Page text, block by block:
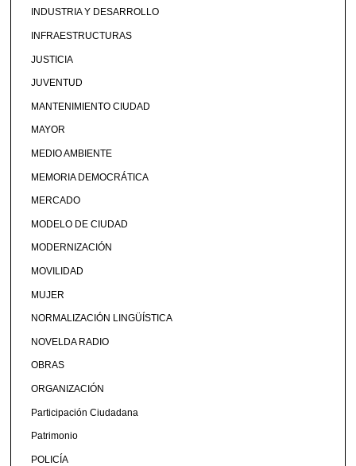
INDUSTRIA Y DESARROLLO
INFRAESTRUCTURAS
JUSTICIA
JUVENTUD
MANTENIMIENTO CIUDAD
MAYOR
MEDIO AMBIENTE
MEMORIA DEMOCRÁTICA
MERCADO
MODELO DE CIUDAD
MODERNIZACIÓN
MOVILIDAD
MUJER
NORMALIZACIÓN LINGÜÍSTICA
NOVELDA RADIO
OBRAS
ORGANIZACIÓN
Participación Ciudadana
Patrimonio
POLICÍA